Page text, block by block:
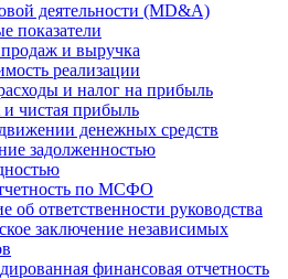
деятельности (MD&A)
показатели
и выручка
реализации
и налог на прибыль
чистая прибыль
денежных средств
задолженностью
по МСФО
об ответственности руководства
заключение независимых
финансовая отчетность